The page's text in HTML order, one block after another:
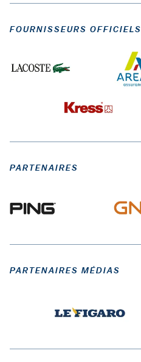
FOURNISSEURS OFFICIELS
PARTENAIRES
PARTENAIRES MÉDIAS